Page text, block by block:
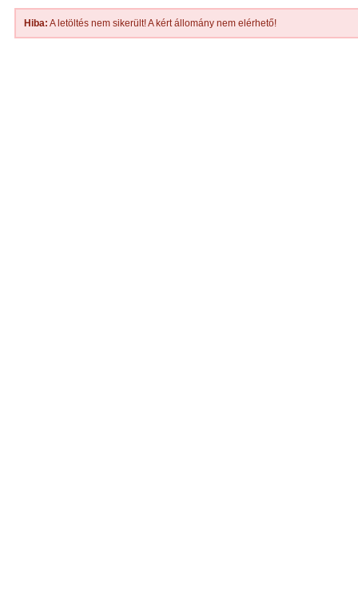
Hiba: A letöltés nem sikerült! A kért állomány nem elérhető!